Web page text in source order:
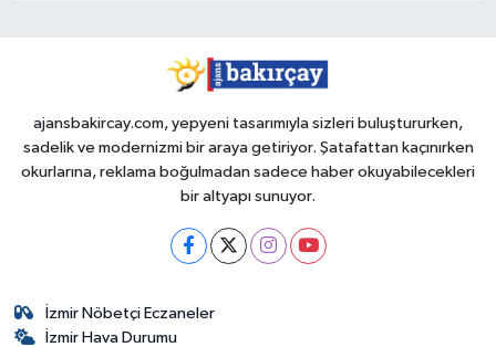
ajansbakircay.com, yepyeni tasarımıyla sizleri buluştururken,
sadelik ve modernizmi bir araya getiriyor. Şatafattan kaçınırken
okurlarına, reklama boğulmadan sadece haber okuyabilecekleri
bir altyapı sunuyor.
İzmir Nöbetçi Eczaneler
İzmir Hava Durumu